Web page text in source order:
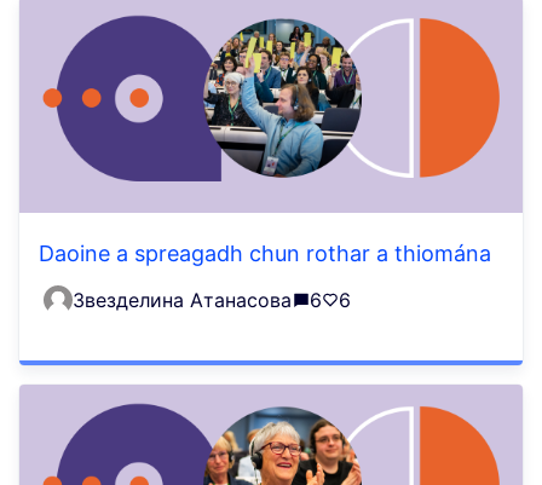
Daoine a spreagadh chun rothar a thiomána
Звезделина Атанасова 6 6